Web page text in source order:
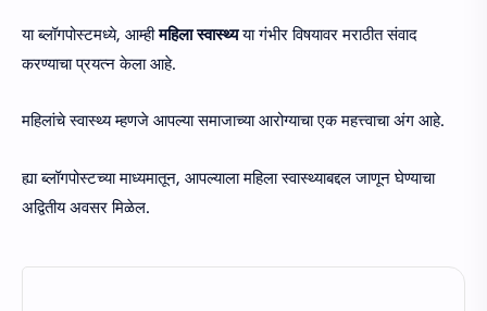
या ब्लॉगपोस्टमध्ये, आम्हीमहिला स्वास्थ्यया गंभीर विषयावर मराठीत संवाद
करण्याचा प्रयत्न केला आहे.
महिलांचे स्वास्थ्य म्हणजे आपल्या समाजाच्या आरोग्याचा एक महत्त्वाचा अंग आहे.
ह्या ब्लॉगपोस्टच्या माध्यमातून, आपल्याला महिला स्वास्थ्याबद्दल जाणून घेण्याचा
अद्वितीय अवसर मिळेल.